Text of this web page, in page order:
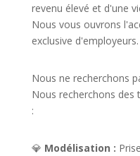
revenu élevé et d'une
Nous vous ouvrons
exclusive d'employeurs.
Nous ne recherchons
Nous recherchons des
:
💎 Modélisation :